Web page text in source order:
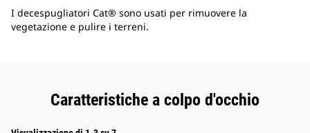
I decespugliatori Cat® sono usati per rimuovere la
vegetazione e pulire i terreni.
Caratteristiche a colpo d'occhio